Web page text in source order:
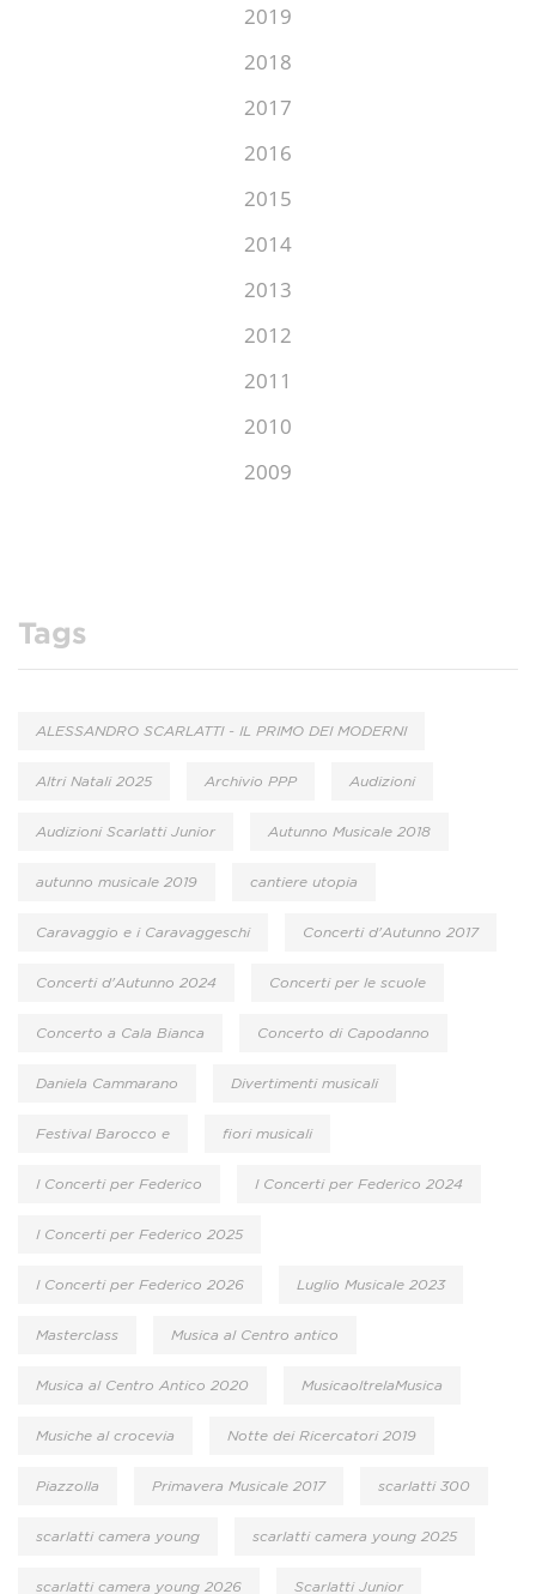
2019
2018
2017
2016
2015
2014
2013
2012
2011
2010
2009
Tags
ALESSANDRO SCARLATTI - IL PRIMO DEI MODERNI
Altri Natali 2025 Archivio PPP Audizioni
Audizioni Scarlatti Junior Autunno Musicale 2018
autunno musicale 2019 cantiere utopia
Caravaggio e i Caravaggeschi Concerti d'Autunno 2017
Concerti d'Autunno 2024 Concerti per le scuole
Concerto a Cala Bianca Concerto di Capodanno
Daniela Cammarano Divertimenti musicali
Festival Barocco e fiori musicali
I Concerti per Federico I Concerti per Federico 2024
I Concerti per Federico 2025
I Concerti per Federico 2026 Luglio Musicale 2023
Masterclass Musica al Centro antico
Musica al Centro Antico 2020 MusicaoltrelaMusica
Musiche al crocevia Notte dei Ricercatori 2019
Piazzolla Primavera Musicale 2017 scarlatti 300
scarlatti camera young scarlatti camera young 2025
scarlatti camera young 2026 Scarlatti Junior